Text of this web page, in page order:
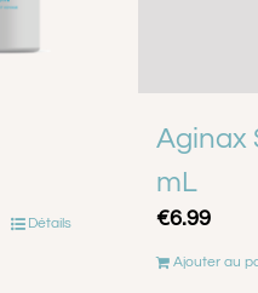
Détails
Aginax
mL
€6.99
Ajouter au